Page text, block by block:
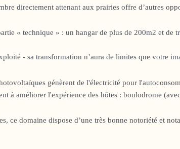
directement attenant aux prairies offre d’autres
« technique » : un hangar de plus de 200m2 et
- sa transformation n’aura de limites que votre
génèrent de l'électricité pour
à améliorer l'expérience des hôtes : boulodrome
ce domaine dispose d’une très bonne notoriété et